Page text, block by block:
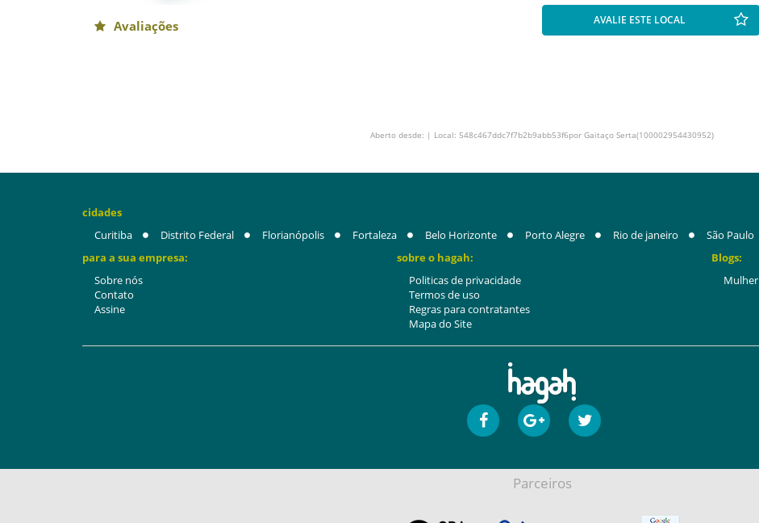
Avaliações AVALIE ESTE LOCAL
Aberto desde: | Local: 548c467ddc7f7b2b9abb53f6por Gaitaço Serta(100002954430952)
cidades
Curitiba
Distrito Federal Florianópolis Fortaleza Belo Horizonte Porto Alegre Rio de janeiro São Paulo
para a sua empresa:
Sobre nós
Contato
Assine
sobre o hagah:
Politicas de privacidade
Termos de uso
Regras para contratantes
Mapa do Site
Blogs:
Mulher
Parceiros